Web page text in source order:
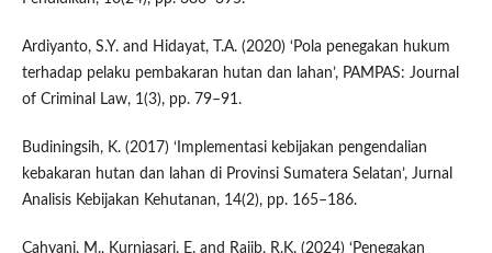
Ardiyanto, S.Y. and Hidayat, T.A. (2020) ‘Pola penegakan hukum
terhadap pelaku pembakaran hutan dan lahan’, PAMPAS: Journal
of Criminal Law, 1(3), pp. 79–91.
Budiningsih, K. (2017) ‘Implementasi kebijakan pengendalian
kebakaran hutan dan lahan di Provinsi Sumatera Selatan’, Jurnal
Analisis Kebijakan Kehutanan, 14(2), pp. 165–186.
Cahyani, M., Kurniasari, E. and Rajib, R.K. (2024) ‘Penegakan